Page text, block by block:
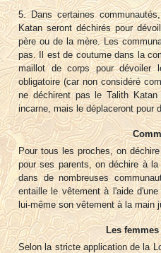
5. Dans certaines
Katan seront déchirés pour
père ou de la mère. Les
pas. Il est de coutume dans la
maillot de corps pour
obligatoire (car non considéré
ne déchirent pas le Talith
incarne, mais le déplaceront pour
Pour tous les proches, on
pour ses parents, on déchire à
dans de nombreuses
entaille le vêtement à l'aide
lui-même son vêtement à la main
Les
Selon la stricte application de la